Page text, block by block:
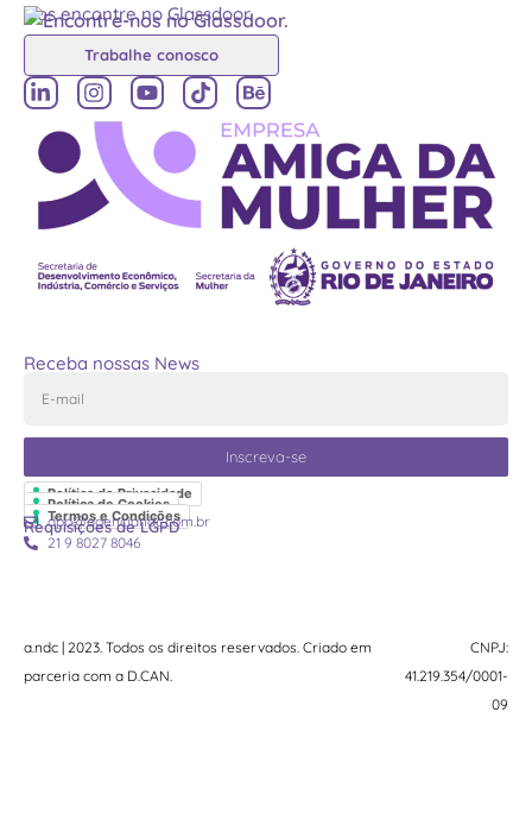
Nos encontre no Glassdoor
Trabalhe conosco
Receba nossas News
Inscreva-se
Política de Privacidade
Política de Cookies
Termos e Condições
Requisições de LGPD
dpo@agenciandc.com.br
21 9 8027 8046
a.ndc | 2023. Todos os direitos reservados. Criado em
parceria com a D.CAN
CNPJ:
41.219.354/0001-
09